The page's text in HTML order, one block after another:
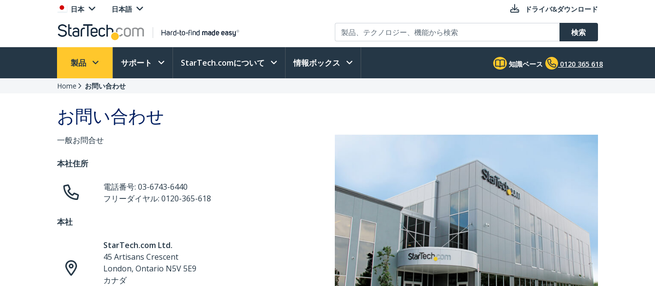
日本 日本語 ドライバ&ダウンロード
検索
製品 サポート StarTech.comについて 情報ボックス 知識ベース 0120 365 618
Home お問い合わせ
お問い合わせ
一般お問合せ
本社住所
電話番号: 03-6743-6440
フリーダイヤル: 0120-365-618
本社
StarTech.com Ltd.
45 Artisans Crescent
London, Ontario N5V 5E9
カナダ